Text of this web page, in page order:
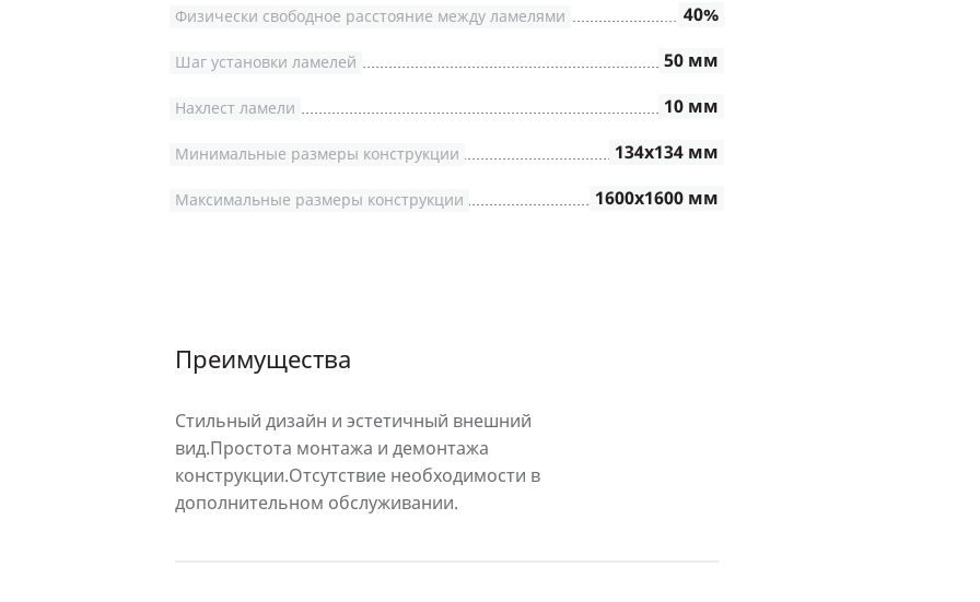
40%
Физически свободное расстояние между ламелями
50 мм
Шаг установки ламелей
10 мм
Нахлест ламели
134х134 мм
Минимальные размеры конструкции
1600х1600 мм
Максимальные размеры конструкции
Преимущества
Стильный дизайн и эстетичный внешний
вид.Простота монтажа и демонтажа
конструкции.Отсутствие необходимости в
дополнительном обслуживании.